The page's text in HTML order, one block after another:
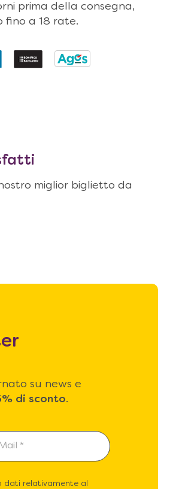
prima della consegna,
fino a 18 rate.
miglior biglietto da
su news e
di sconto.
dati relativamente al